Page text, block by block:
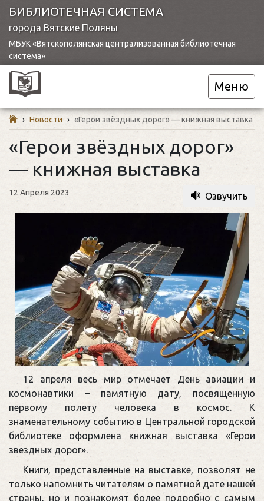
БИБЛИОТЕЧНАЯ СИСТЕМА
города Вятские Поляны
МБУК «Вятскополянская централизованная библиотечная
система»
Меню
› Новости › «Герои звёздных дорог» — книжная выставка
«Герои звёздных дорог»
— книжная выставка
12 Апреля 2023 Озвучить
12 апреля весь мир отмечает День авиации и
космонавтики – памятную дату, посвященную
первому полету человека в космос. К
знаменательному событию в Центральной городской
библиотеке оформлена книжная выставка «Герои
звездных дорог».
Книги, представленные на выставке, позволят не
только напомнить читателям о памятной дате нашей
страны, но и познакомят более подробно с самым